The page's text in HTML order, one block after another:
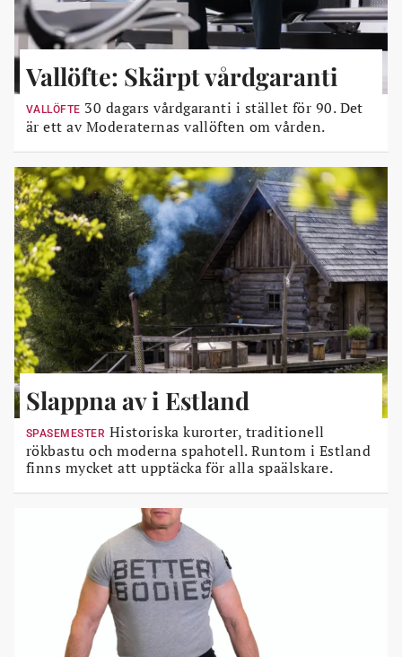
Vallöfte: Skärpt vårdgaranti
VALLÖFTE 30 dagars vårdgaranti i stället för 90. Det
är ett av Moderaternas vallöften om vården.
Slappna av i Estland
SPASEMESTER Historiska kurorter, traditionell
rökbastu och moderna spahotell. Runtom i Estland
finns mycket att upptäcka för alla spaälskare.